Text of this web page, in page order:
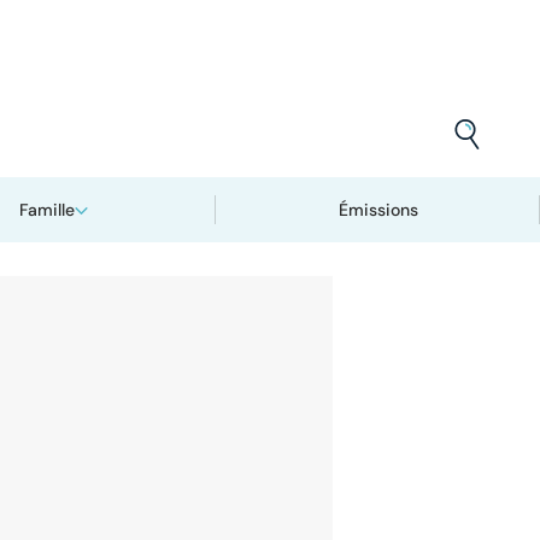
Famille Émissions